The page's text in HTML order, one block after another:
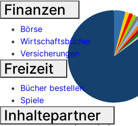
Kfw 0.5% 15-sep-2027 (4%)
Finanzen
Börse
Wirtschaftsbücher
Versicherungen
Freizeit
Bücher bestellen
Spiele
Inhaltepartner